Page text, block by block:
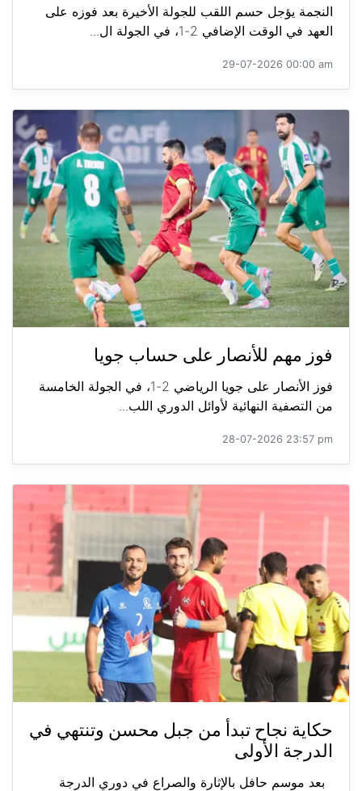
النجمة يؤجل حسم اللقب للجولة الأخيرة بعد فوزه على
العهد في الوقت الإضافي 2-1، في الجولة ال...
29-07-2026 00:00 am
فوز مهم للأنصار على حساب جويا
فوز الأنصار على جويا الرياضي 2-1، في الجولة الخامسة
من التصفية النهائية لأوائل الدوري اللب...
28-07-2026 23:57 pm
حكاية نجاح تبدأ من جبل محسن وتنتهي في
الدرجة الأولى
بعد موسم حافل بالإثارة والصراع في دوري الدرجة